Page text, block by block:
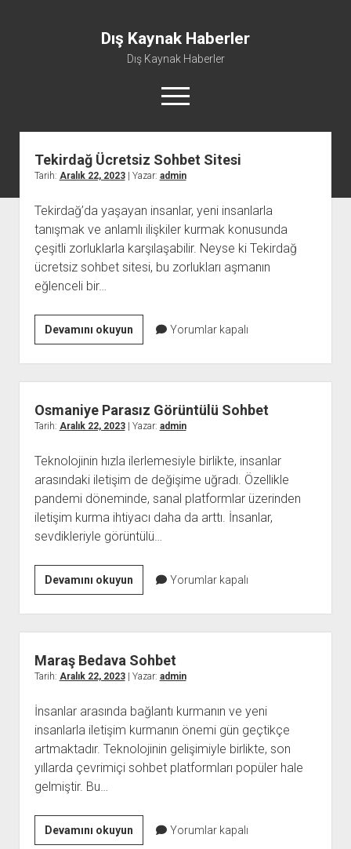
Dış Kaynak Haberler
Dış Kaynak Haberler
menüyü
aç
Facebook Beğeni Arttırma Hilesi
Instagram Türk Takipçi Yükleme
Liste
Sayfa Listesi
Kaynak
Haberler
Yazılar
Tekirdağ Ücretsiz Sohbet Sitesi
Tarih: Aralık 22, 2023| Yazar: admin
Tekirdağ’da yaşayan insanlar, yeni insanlarla
tanışmak ve anlamlı ilişkiler kurmak konusunda
çeşitli zorluklarla karşılaşabilir. Neyse ki Tekirdağ
ücretsiz sohbet sitesi, bu zorlukları aşmanın
eğlenceli bir…
Devamını okuyunTekirdağ
Ücretsiz
Sohbet
Sitesi
Yorumlar kapalı
Osmaniye Parasız Görüntülü Sohbet
Tarih: Aralık 22, 2023| Yazar: admin
Teknolojinin hızla ilerlemesiyle birlikte, insanlar
arasındaki iletişim de değişime uğradı. Özellikle
pandemi döneminde, sanal platformlar üzerinden
iletişim kurma ihtiyacı daha da arttı. İnsanlar,
sevdikleriyle görüntülü…
Devamını okuyunOsmaniye
Parasız
Görüntülü
Sohbet
Yorumlar kapalı
Maraş Bedava Sohbet
Tarih: Aralık 22, 2023| Yazar: admin
İnsanlar arasında bağlantı kurmanın ve yeni
insanlarla iletişim kurmanın önemi gün geçtikçe
artmaktadır. Teknolojinin gelişimiyle birlikte, son
yıllarda çevrimiçi sohbet platformları popüler hale
gelmiştir. Bu…
Devamını okuyunMaraş Yorumlar kapalı